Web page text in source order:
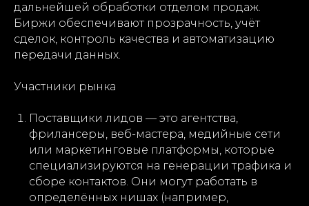
дальнейшей обработки отделом продаж.
Биржи обеспечивают прозрачность, учёт
сделок, контроль качества и автоматизацию
передачи данных.
Участники рынка
Поставщики лидов — это агентства,
фрилансеры, веб-мастера, медийные сети
или маркетинговые платформы, которые
специализируются на генерации трафика и
сборе контактов. Они могут работать в
определённых нишах (например,